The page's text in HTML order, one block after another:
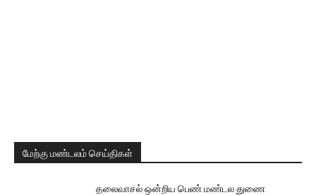
மேற்கு மண்டலம் செய்திகள்
தலைவாசல் ஒன்றிய பெண் மண்டல துணை